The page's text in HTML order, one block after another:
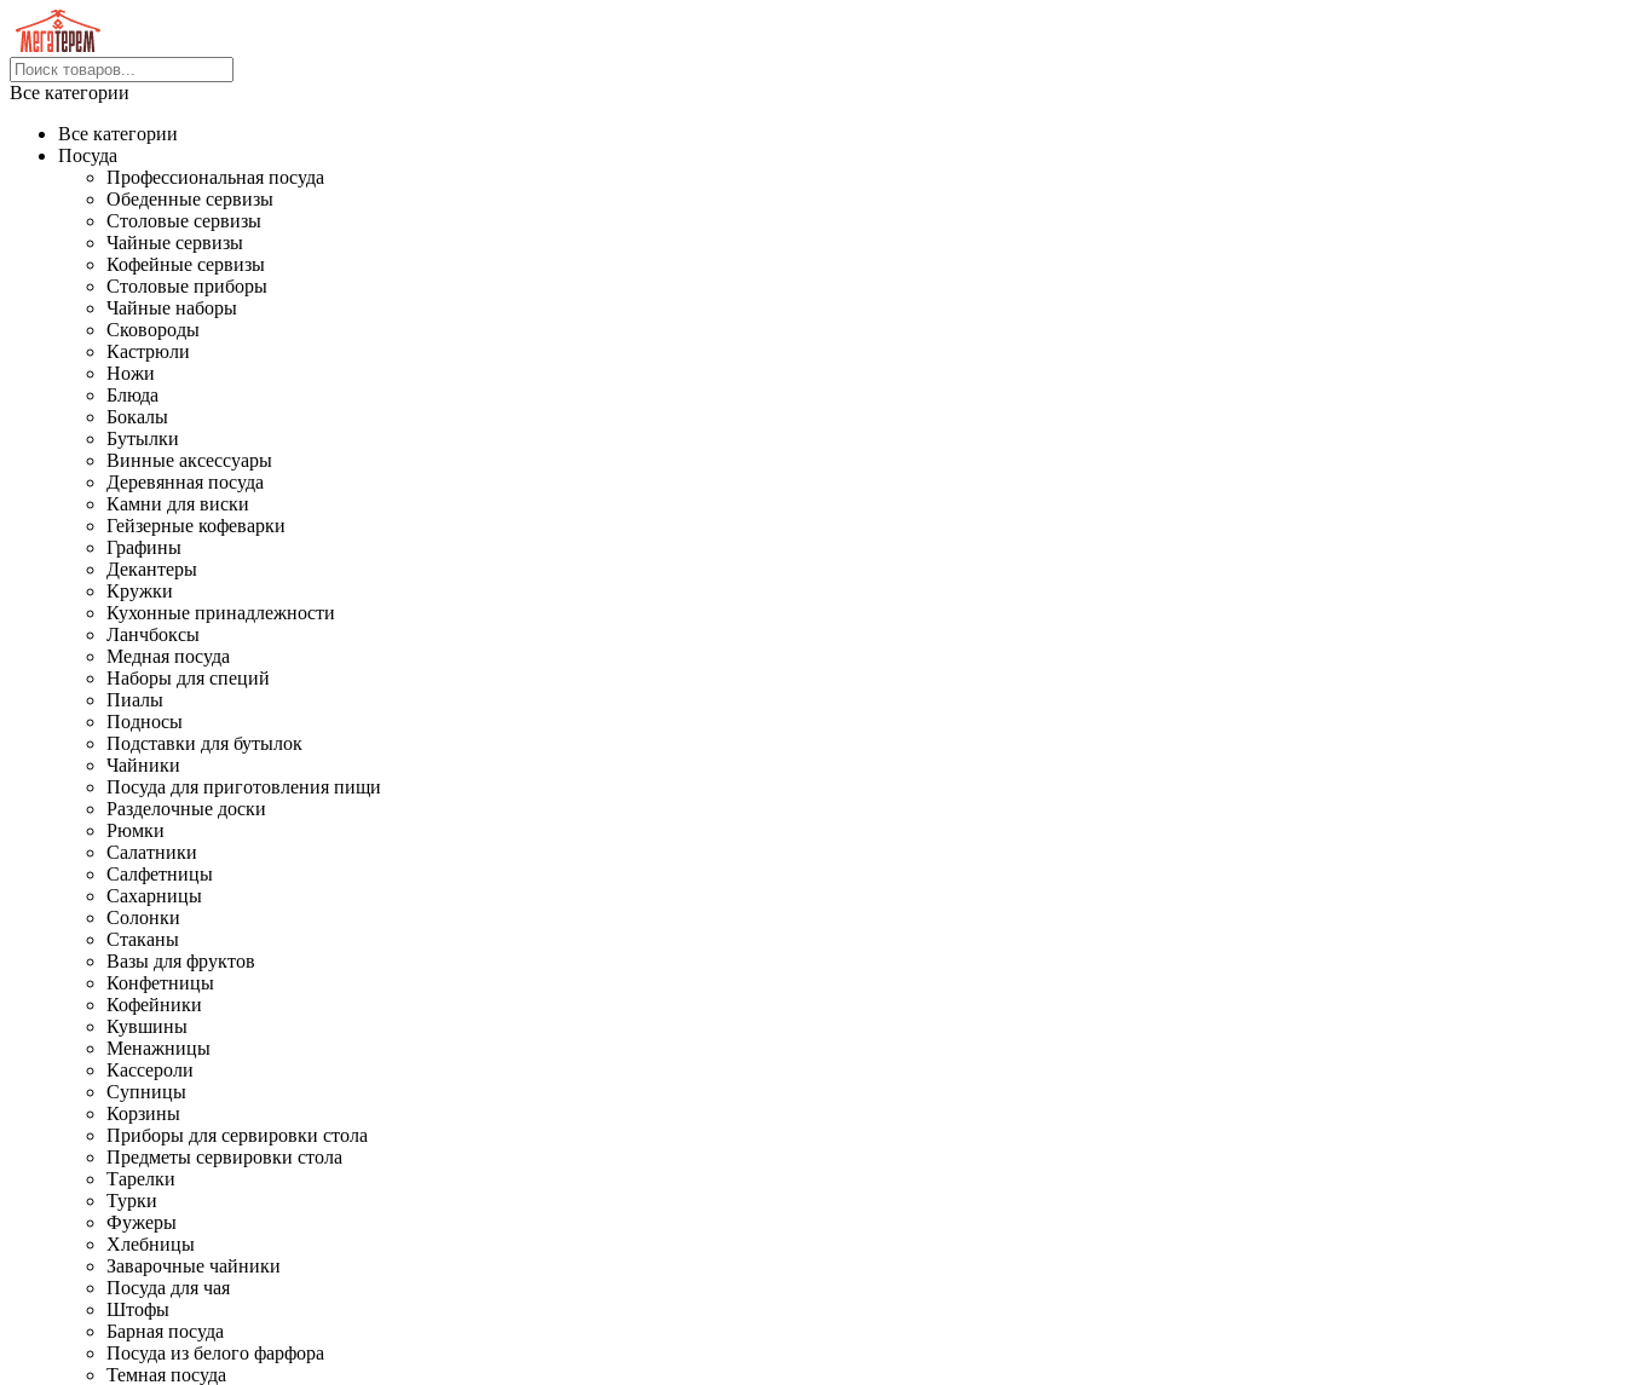
Все категории
Все категории
Посуда
Профессиональная посуда
Обеденные сервизы
Столовые сервизы
Чайные сервизы
Кофейные сервизы
Столовые приборы
Чайные наборы
Сковороды
Кастрюли
Ножи
Блюда
Бокалы
Бутылки
Винные аксессуары
Деревянная посуда
Камни для виски
Гейзерные кофеварки
Графины
Декантеры
Кружки
Кухонные принадлежности
Ланчбоксы
Медная посуда
Наборы для специй
Пиалы
Подносы
Подставки для бутылок
Чайники
Посуда для приготовления пищи
Разделочные доски
Рюмки
Салатники
Салфетницы
Сахарницы
Солонки
Стаканы
Вазы для фруктов
Конфетницы
Кофейники
Кувшины
Менажницы
Кассероли
Супницы
Корзины
Приборы для сервировки стола
Предметы сервировки стола
Тарелки
Турки
Фужеры
Хлебницы
Заварочные чайники
Посуда для чая
Штофы
Барная посуда
Посуда из белого фарфора
Темная посуда